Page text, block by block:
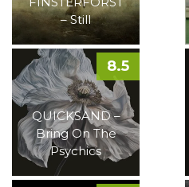
– Still
QUICKSAND –
Bring On The
Psychics
8.5